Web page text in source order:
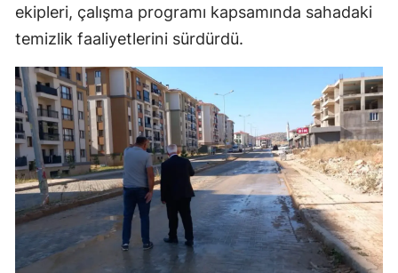
ekipleri, çalışma programı kapsamında sahadaki
temizlik faaliyetlerini sürdürdü.